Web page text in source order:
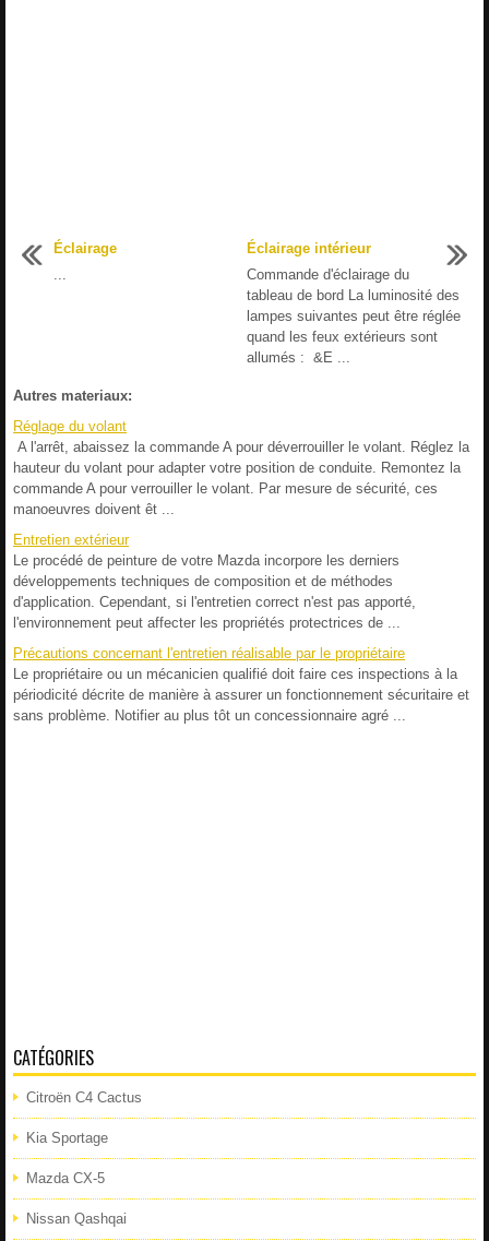
Éclairage
Éclairage intérieur
Commande d'éclairage du
tableau de bord La luminosité des
lampes suivantes peut être réglée
quand les feux extérieurs sont
allumés : &E ...
Autres materiaux:
Réglage du volant
A l'arrêt, abaissez la commande A pour déverrouiller le volant. Réglez la
hauteur du volant pour adapter votre position de conduite. Remontez la
commande A pour verrouiller le volant. Par mesure de sécurité, ces
manoeuvres doivent êt ...
Entretien extérieur
Le procédé de peinture de votre Mazda incorpore les derniers
développements techniques de composition et de méthodes
d'application. Cependant, si l'entretien correct n'est pas apporté,
l'environnement peut affecter les propriétés protectrices de ...
Précautions concernant l'entretien réalisable par le propriétaire
Le propriétaire ou un mécanicien qualifié doit faire ces inspections à la
périodicité décrite de manière à assurer un fonctionnement sécuritaire et
sans problème. Notifier au plus tôt un concessionnaire agré ...
CATÉGORIES
Citroën C4 Cactus
Kia Sportage
Mazda CX-5
Nissan Qashqai